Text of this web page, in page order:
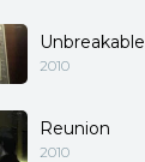
Unbreakable
2010
Reunion
2010